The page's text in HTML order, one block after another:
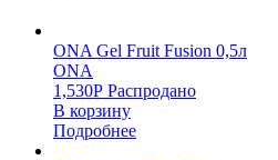
ONA Gel Fruit Fusion 0,5л
ONA
1,530Р Распродано
В корзину
Подробнее